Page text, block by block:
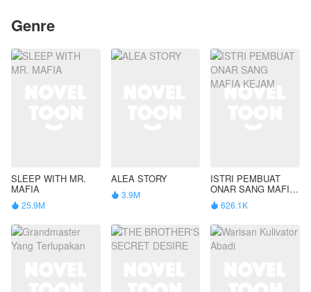
Genre
SLEEP WITH MR.
MAFIA
 25.9M
ALEA STORY
 3.9M
ISTRI PEMBUAT
ONAR SANG MAFIA
KEJAM
 626.1K